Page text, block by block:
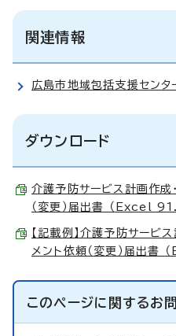
関連情報
広島市地域包括支援センタ
ダウンロード
介護予防サービス計画作成
（変更）届出書 （Excel
【記載例】介護予防サービ
メント依頼（変更）届出書
このページに関するお